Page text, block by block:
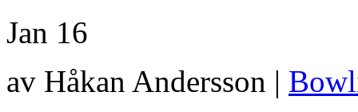
Jan 16
av Håkan Andersson |